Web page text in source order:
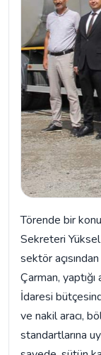
Törende bir
Sekreteri Yüksel
sektör
Çarman,
İdaresi
ve nakil aracı,
standartlarına